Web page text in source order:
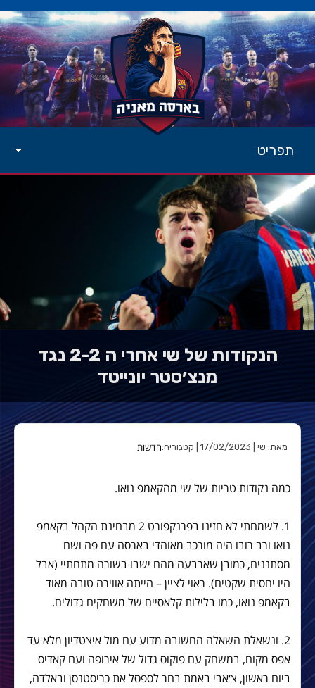
תפריט
הנקודות של שי אחרי ה 2-2 נגד
מנצ׳סטר יונייטד
מאת: שי | 17/02/2023 | קטגוריה: חדשות
כמה נקודות טריות של שי מהקאמפ נואו.
1. לשמחתי לא חזינו בפרנקפורט 2 מבחינת הקהל בקאמפ
נואו ורב רובו היה מורכב מאוהדי בארסה עם פה ושם
מסתננים, כמובן שארבעה מהם ישבו בשורה מתחתיי (אבל
היו יחסית שקטים). ראוי לציין – הייתה אווירה טובה מאוד
בקאמפ נואו, כמו בלילות קלאסיים של משחקים גדולים.
2. ונשאלת השאלה החשובה מדוע עם מול איצטדיון מלא עד
אפס מקום, במשחק עם פוקוס גדול של אירופה ועם קאדיס
ביום ראשון, צ׳אבי באמת בחר לספסל את כריסטנסן ובאלדה,